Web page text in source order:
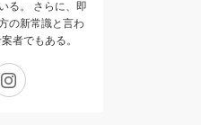
る。 さらに、即
の新常識と言わ
者でもある。